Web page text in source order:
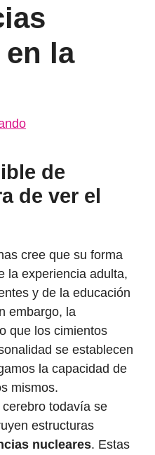
la
de
de ver el
cree que su forma
la experiencia adulta,
y de la educación
embargo, la
que los cimientos
se establecen
la capacidad de
mismos.
todavía se
estructuras
nucleares. Estas